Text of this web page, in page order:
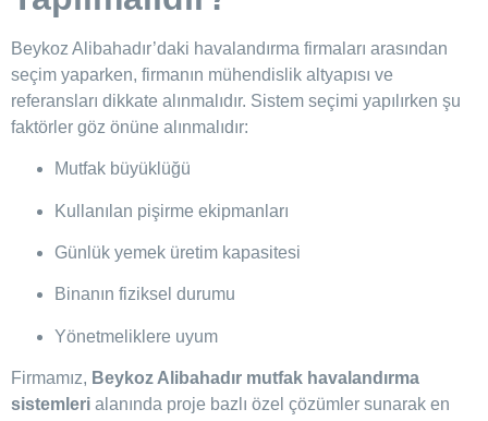
Beykoz Alibahadır’daki havalandırma firmaları arasından
seçim yaparken, firmanın mühendislik altyapısı ve
referansları dikkate alınmalıdır. Sistem seçimi yapılırken şu
faktörler göz önüne alınmalıdır:
Mutfak büyüklüğü
Kullanılan pişirme ekipmanları
Günlük yemek üretim kapasitesi
Binanın fiziksel durumu
Yönetmeliklere uyum
Firmamız, Beykoz Alibahadır mutfak havalandırma
sistemleri alanında proje bazlı özel çözümler sunarak en